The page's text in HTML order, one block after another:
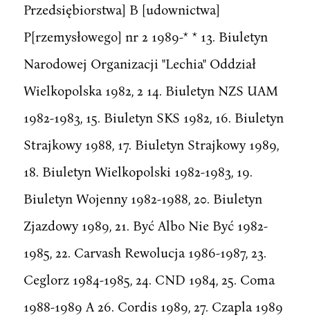
Przedsiębiorstwa] B [udownictwa]
P[rzemysłowego] nr 2 1989-* * 13. Biuletyn
Narodowej Organizacji "Lechia" Oddział
Wielkopolska 1982, 2 14. Biuletyn NZS UAM
1982-1983, 15. Biuletyn SKS 1982, 16. Biuletyn
Strajkowy 1988, 17. Biuletyn Strajkowy 1989,
18. Biuletyn Wielkopolski 1982-1983, 19.
Biuletyn Wojenny 1982-1988, 20. Biuletyn
Zjazdowy 1989, 21. Być Albo Nie Być 1982-
1985, 22. Carvash Rewolucja 1986-1987, 23.
Ceglorz 1984-1985, 24. CND 1984, 25. Coma
1988-1989 A 26. Cordis 1989, 27. Czapla 1989